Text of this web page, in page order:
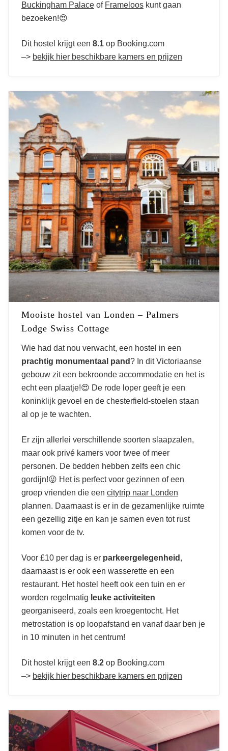
Buckingham Palace of Frameloos kunt gaan
bezoeken!😍
Dit hostel krijgt een 8.1 op Booking.com
–> bekijk hier beschikbare kamers en prijzen
Mooiste hostel van Londen – Palmers
Lodge Swiss Cottage
Wie had dat nou verwacht, een hostel in een
prachtig monumentaal pand? In dit Victoriaanse
gebouw zit een bekroonde accommodatie en het is
echt een plaatje!😍 De rode loper geeft je een
koninklijk gevoel en de chesterfield-stoelen staan
al op je te wachten.
Er zijn allerlei verschillende soorten slaapzalen,
maar ook privé kamers voor twee of meer
personen. De bedden hebben zelfs een chic
gordijn!😜 Het is perfect voor gezinnen of een
groep vrienden die een citytrip naar Londen
plannen. Daarnaast is er in de gezamenlijke ruimte
een gezellig zitje en kan je samen even tot rust
komen voor de tv.
Voor £10 per dag is er parkeergelegenheid ,
daarnaast is er ook een wasserette en een
restaurant. Het hostel heeft ook een tuin en er
worden regelmatig leuke activiteiten
georganiseerd, zoals een kroegentocht. Het
metrostation is op loopafstand en vanaf daar ben je
in 10 minuten in het centrum!
Dit hostel krijgt een 8.2 op Booking.com
–> bekijk hier beschikbare kamers en prijzen